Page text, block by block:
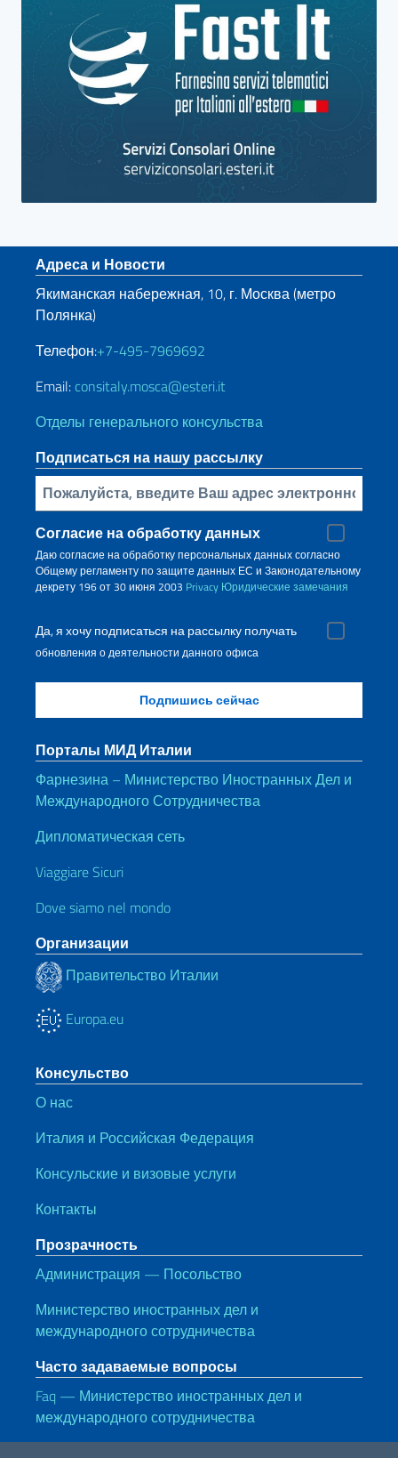
Нижний колонтитул
Адреса и Новости
Якиманская набережная, 10, г. Москва (метро
Полянка)
Телефон:+7-495-7969692
Email: consitaly.mosca@esteri.it
Отделы генерального консульства
Подписаться на нашу рассылку
Bставьте свой адрес электронной почты
Согласие на обработку данных
Даю согласие на обработку персональных данных согласно
Общему регламенту по защите данных ЕС и Законодательному
декрету 196 от 30 июня 2003 Privacy Юридические замечания
Да, я хочу подписаться на рассылку получать
обновления о деятельности данного офиса
Порталы МИД Италии
Фарнезина – Министерство Иностранных Дел и
Международного Сотрудничества
Дипломатическая сеть
Viaggiare Sicuri
Dove siamo nel mondo
Организации
Правительство Италии
Europa.eu
Консульство
О нас
Италия и Российская Федерация
Консульские и визовые услуги
Контакты
Прозрачность
Администрация — Посольство
Министерство иностранных дел и
международного сотрудничества
Часто задаваемые вопросы
Faq — Министерство иностранных дел и
международного сотрудничества